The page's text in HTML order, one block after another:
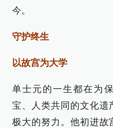
今。
守护终生
以故宫为大学
单士元的一生都在为
宝、人类共同的文化遗
极大的努力。他初进故